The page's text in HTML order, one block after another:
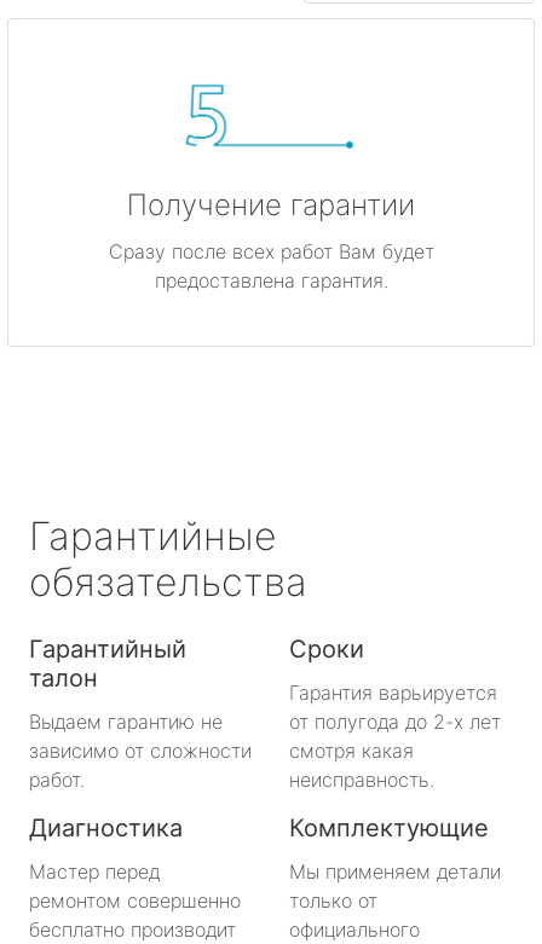
Получение гарантии
Сразу после всех работ Вам будет
предоставлена гарантия.
Гарантийные
обязательства
Гарантийный
талон
Выдаем гарантию не
зависимо от сложности
работ.
Сроки
Гарантия варьируется
от полугода до 2-х лет
смотря какая
неисправность.
Диагностика
Мастер перед
ремонтом совершенно
бесплатно производит
Комплектующие
Мы применяем детали
только от
официального